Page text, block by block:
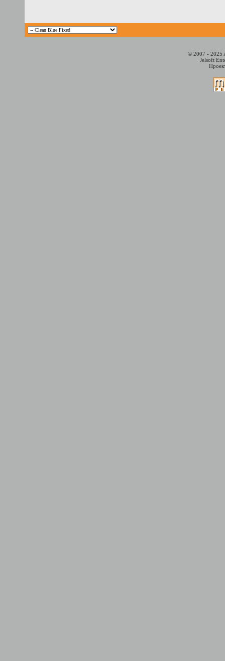
© 2007 - 2025
Jelsoft